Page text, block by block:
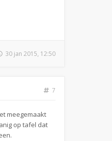
30 jan 2015, 12:50
7
meegemaakt
op tafel dat